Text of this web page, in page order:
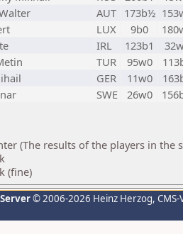
AUT 173b½
LUX 9b0
IRL 123b1
TUR 95w0
GER 11w0
SWE 26w0
(The results of the players in the
(fine)
© 2006-2026 Heinz Herzog,